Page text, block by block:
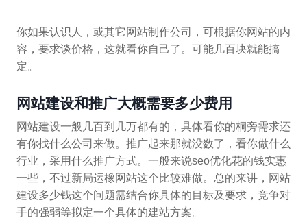
你如果认识人，或其它网站制作公司，可根据你网站的内
容，要求谈价格，这就看你自己了。可能几百块就能搞
定。
网站建设和推广大概需要多少费用
网站建设一般几百到几万都有的，具体看你的桐旁需求还
有你找什么公司来做。推广起来那就没数了，看你做什么
行业，采用什么推广方式。一般来说seo优化花的钱实惠
一些，不过新局运橡网站这个比较难做。总的来讲，网站
建设多少钱这个问题需结合你具体的目标及要求，竞争对
手的强弱等拟定一个具体的建站方案。